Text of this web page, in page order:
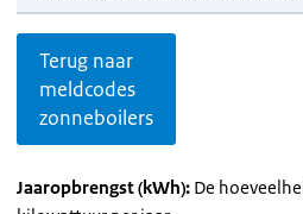
Terug naar
meldcodes
zonneboilers
Jaaropbrengst (kWh): De